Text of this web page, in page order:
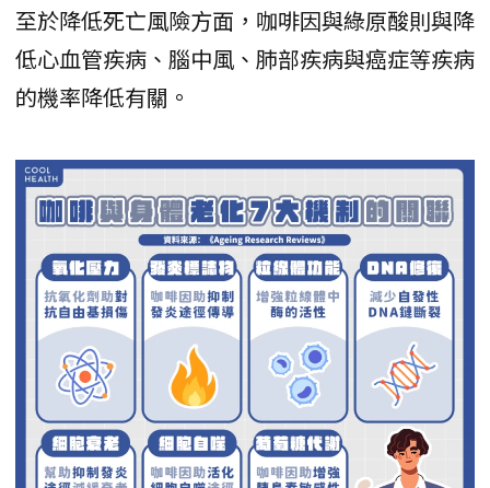
至於降低死亡風險方面，咖啡因與綠原酸則與降
低心血管疾病、腦中風、肺部疾病與癌症等疾病
的機率降低有關。